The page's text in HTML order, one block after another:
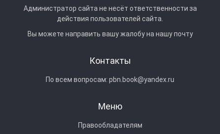
Администратор сайта не несёт ответственности за
действия пользователей сайта.
Вы можете направить вашу жалобу на нашу почту
Контакты
По всем вопросам: pbn.book@yandex.ru
Меню
Правообладателям